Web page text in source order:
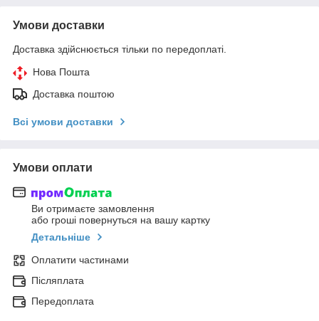
Умови доставки
Доставка здійснюється тільки по передоплаті.
Нова Пошта
Доставка поштою
Всі умови доставки
Умови оплати
Ви отримаєте замовлення
або гроші повернуться на вашу картку
Детальніше
Оплатити частинами
Післяплата
Передоплата